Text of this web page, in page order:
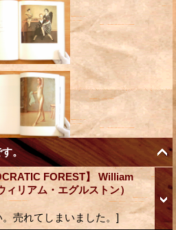
。
FOREST】 William
リアム・エグルストン）
売れてしまいました。]